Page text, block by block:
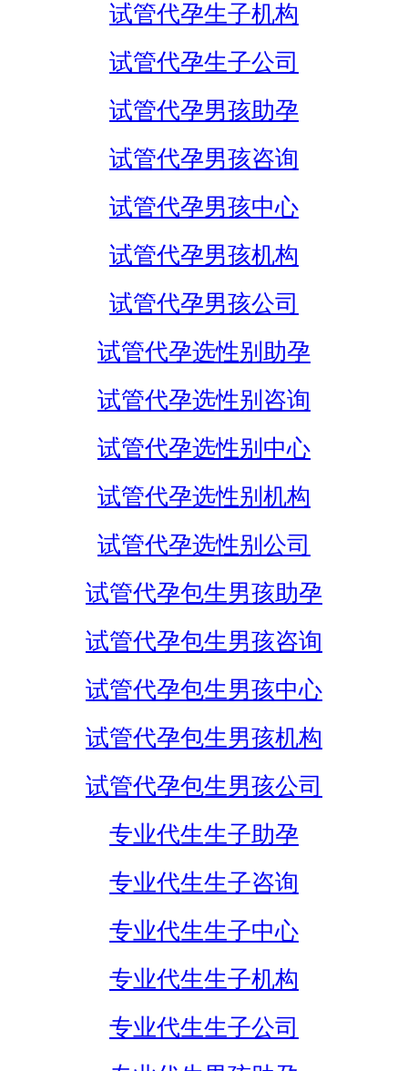
试管代孕生子机构
试管代孕生子公司
试管代孕男孩助孕
试管代孕男孩咨询
试管代孕男孩中心
试管代孕男孩机构
试管代孕男孩公司
试管代孕选性别助孕
试管代孕选性别咨询
试管代孕选性别中心
试管代孕选性别机构
试管代孕选性别公司
试管代孕包生男孩助孕
试管代孕包生男孩咨询
试管代孕包生男孩中心
试管代孕包生男孩机构
试管代孕包生男孩公司
专业代生生子助孕
专业代生生子咨询
专业代生生子中心
专业代生生子机构
专业代生生子公司